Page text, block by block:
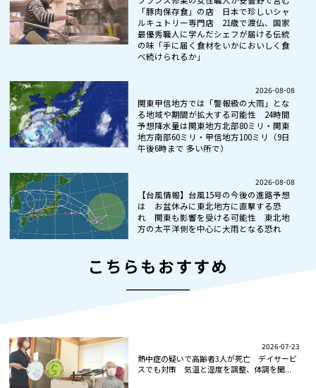
「豚肉保存食」の店 日本で珍しいシャ
ルキュトリー専門店 21歳で渡仏、国家
最優秀職人に学んだシェフが届ける伝統
の味「手に届く食材をいかにおいしく食
べ続けられるか」
2026-08-08
関東甲信地方では「警報級の大雨」とな
る地域や期間が拡大する可能性 24時間
予想降水量は関東地方北部80ミリ・関東
地方南部60ミリ・甲信地方100ミリ（9日
午後6時まで 多い所で）
2026-08-08
【台風情報】台風15号の今後の進路予想
は お盆休みに東北地方に直撃する恐
れ 関東も影響を受ける可能性 東北地
方の太平洋側を中心に大雨となる恐れ
こちらもおすすめ
2026-07-23
熱中症の疑いで高齢者3人が死亡 デイサービ
スでも対策 気温と湿度を調整、体調を聞...